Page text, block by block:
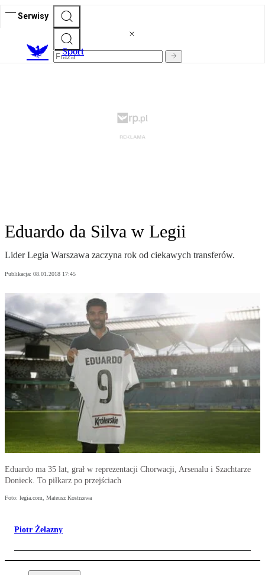
Serwisy
Sport
Eduardo da Silva w Legii
Lider Legia Warszawa zaczyna rok od ciekawych transferów.
Publikacja: 08.01.2018 17:45
Eduardo ma 35 lat, grał w reprezentacji Chorwacji, Arsenalu i Szachtarze
Donieck. To piłkarz po przejściach
Foto: legia.com, Mateusz Kostrzewa
Piotr Żelazny